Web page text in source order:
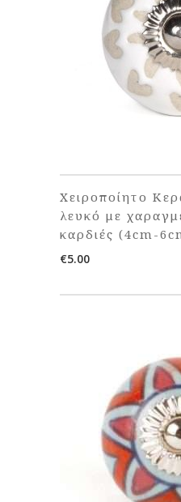
Χειροποίητο
λευκό με
καρδιές (4cm-
€5.00